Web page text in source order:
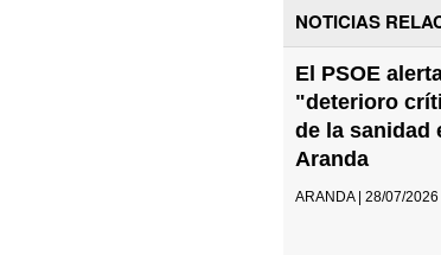
NOTICIAS
El PSOE
"deterioro
de la sanidad
Aranda
ARANDA | 28/07/2026